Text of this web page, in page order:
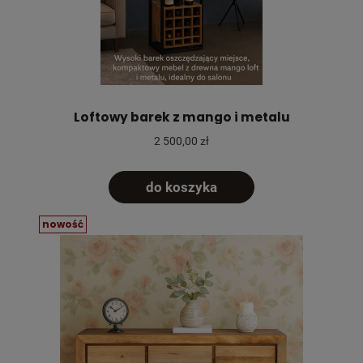
Loftowy barek z mango i metalu
2 500,00 zł
do koszyka
nowość